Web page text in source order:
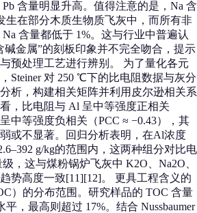
含量明显升高。值得注意的是，Na 含
生在部分木质生物质飞灰中，而所有非
含量都低于 1%。这与行业中普遍认
碱金属”的刻板印象并不完全吻合，提示
预处理工艺进行辨别。 为了量化各元
Steiner 对 250 ℃下的比电阻数据与灰分
析，构建相关矩阵并利用皮尔逊相关系
，比电阻与 Al 呈中等强度正相关
呈中等强度负相关（PCC ≈ −0.43），其
或不显著。回归分析表明，在Al浓度
g/kg的范围内，这两种组分对比电
，这与煤粉锅炉飞灰中 K2O、Na2O、
势高度一致[11][12]。 更具工程含义的
）的分布范围。研究样品的 TOC 含量
平，最高则超过 17%。结合 Nussbaumer